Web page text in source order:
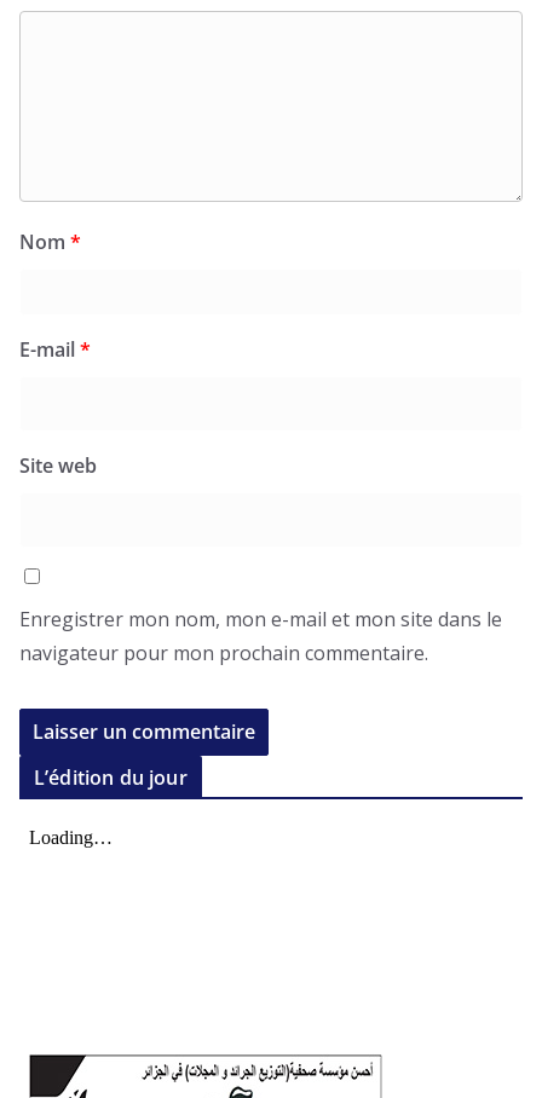
Nom *
E-mail*
Site web
Enregistrer mon nom, mon e-mail et mon site dans le
navigateur pour mon prochain commentaire.
L’édition du jour